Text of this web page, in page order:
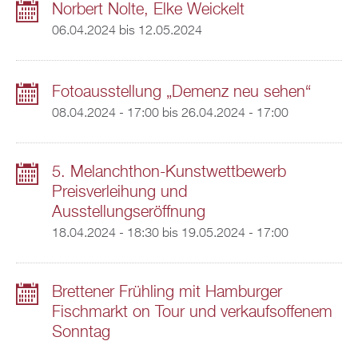
Norbert Nolte, Elke Weickelt
06.04.2024bis 12.05.2024
Fotoausstellung „Demenz neu sehen“
08.04.2024 - 17:00bis 26.04.2024 - 17:00
5. Melanchthon-Kunstwettbewerb
Preisverleihung und
Ausstellungseröffnung
18.04.2024 - 18:30bis 19.05.2024 - 17:00
Brettener Frühling mit Hamburger
Fischmarkt on Tour und verkaufsoffenem
Sonntag